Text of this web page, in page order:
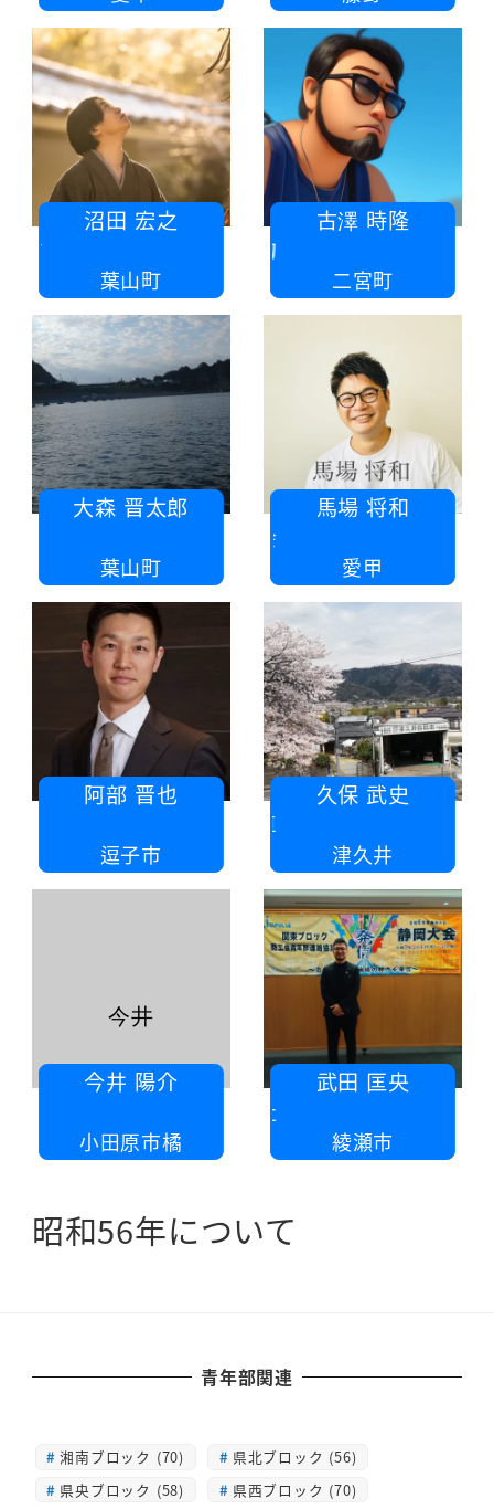
沼田 宏之
株式会社ヌマタ
葉山町
古澤 時隆
二宮町
大森 晋太郎
オオモリボート
葉山町
馬場 将和
愛甲
阿部 晋也
株式会社ＳＹＮＲＩＤＥ
逗子市
久保 武史
津久井
今井 陽介
小田原橘
小田原市橘
今井
武田 匡央
綾瀬市
昭和56年について
青年部関連
湘南ブロック (70)
県北ブロック (56)
県央ブロック (58)
県西ブロック (70)